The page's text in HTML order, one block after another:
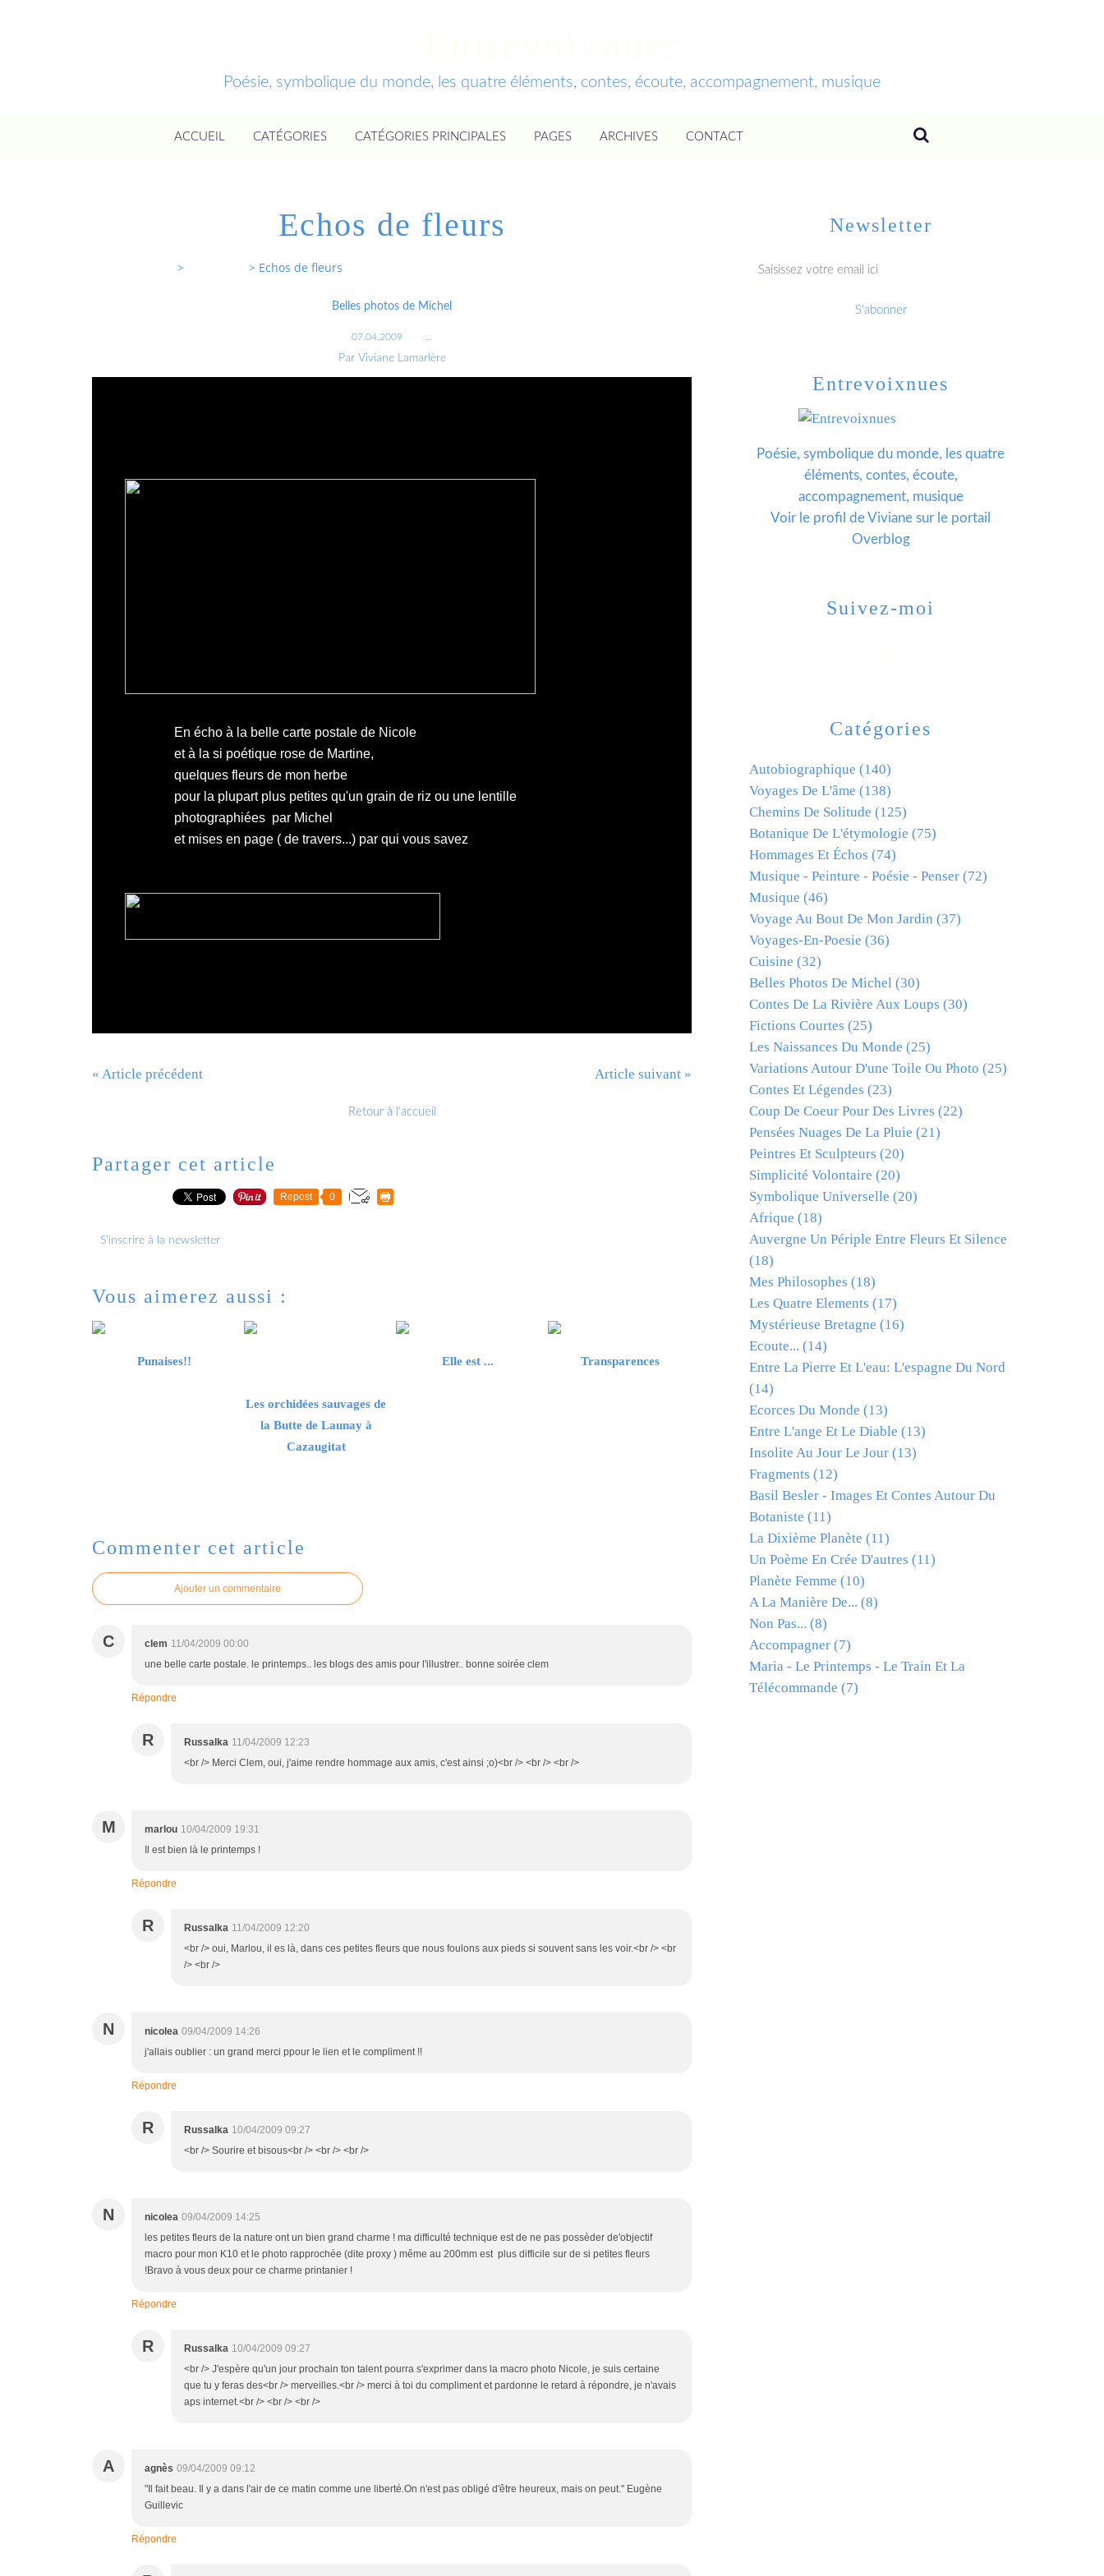
Poésie, symbolique du monde, les quatre éléments, contes, écoute, accompagnement, musique
ACCUEIL CATÉGORIES CATÉGORIES PRINCIPALES PAGES ARCHIVES CONTACT
Echos de fleurs
> > Echos de fleurs
Belles photos de Michel
07.04.2009
Par Viviane Lamarlère
En écho à la belle carte postale de Nicole
et à la si poétique rose de Martine,
quelques fleurs de mon herbe
pour la plupart plus petites qu'un grain de riz ou une lentille
photographiées par Michel
et mises en page ( de travers...) par qui vous savez
« Article précédent Article suivant »
Retour à l'accueil
Partager cet article
Repost 0
S'inscrire à la newsletter
Vous aimerez aussi :
Punaises!!
Les orchidées sauvages de
la Butte de Launay à
Cazaugitat
Elle est ... Transparences
Commenter cet article
Ajouter un commentaire
C clem 11/04/2009 00:00
une belle carte postale. le printemps.. les blogs des amis pour l'illustrer.. bonne soirée clem
Répondre
R Russalka 11/04/2009 12:23
<br /> Merci Clem, oui, j'aime rendre hommage aux amis, c'est ainsi ;o)<br /> <br /> <br />
M marlou 10/04/2009 19:31
Il est bien là le printemps !
Répondre
R Russalka 11/04/2009 12:20
<br /> oui, Marlou, il es là, dans ces petites fleurs que nous foulons aux pieds si souvent sans les voir.<br /> <br
/> <br />
N nicolea 09/04/2009 14:26
j'allais oublier : un grand merci ppour le lien et le compliment !!
Répondre
R Russalka 10/04/2009 09:27
<br /> Sourire et bisous<br /> <br /> <br />
N nicolea 09/04/2009 14:25
les petites fleurs de la nature ont un bien grand charme ! ma difficulté technique est de ne pas possèder de'objectif
macro pour mon K10 et le photo rapprochée (dite proxy ) même au 200mm est plus difficile sur de si petites fleurs
!Bravo à vous deux pour ce charme printanier !
Répondre
R Russalka 10/04/2009 09:27
<br /> J'espère qu'un jour prochain ton talent pourra s'exprimer dans la macro photo Nicole, je suis certaine
que tu y feras des<br /> merveilles.<br /> merci à toi du compliment et pardonne le retard à répondre, je n'avais
aps internet.<br /> <br /> <br />
A agnès 09/04/2009 09:12
"Il fait beau. Il y a dans l'air de ce matin comme une liberté.On n'est pas obligé d'être heureux, mais on peut." Eugène
Guillevic
Répondre
Newsletter
Catégories
Autobiographique (140)
Voyages De L'âme (138)
Chemins De Solitude (125)
Botanique De L'étymologie (75)
Hommages Et Échos (74)
Musique - Peinture - Poésie - Penser (72)
Musique (46)
Voyage Au Bout De Mon Jardin (37)
Voyages-En-Poesie (36)
Cuisine (32)
Belles Photos De Michel (30)
Contes De La Rivière Aux Loups (30)
Fictions Courtes (25)
Les Naissances Du Monde (25)
Variations Autour D'une Toile Ou Photo (25)
Contes Et Légendes (23)
Coup De Coeur Pour Des Livres (22)
Pensées Nuages De La Pluie (21)
Peintres Et Sculpteurs (20)
Simplicité Volontaire (20)
Symbolique Universelle (20)
Afrique (18)
Auvergne Un Périple Entre Fleurs Et Silence
(18)
Mes Philosophes (18)
Les Quatre Elements (17)
Mystérieuse Bretagne (16)
Ecoute... (14)
Entre La Pierre Et L'eau: L'espagne Du Nord
(14)
Ecorces Du Monde (13)
Entre L'ange Et Le Diable (13)
Insolite Au Jour Le Jour (13)
Fragments (12)
Basil Besler - Images Et Contes Autour Du
Botaniste (11)
La Dixième Planète (11)
Un Poème En Crée D'autres (11)
Planète Femme (10)
A La Manière De... (8)
Non Pas... (8)
Accompagner (7)
Maria - Le Printemps - Le Train Et La
Télécommande (7)
Entrevoixnues
Poésie, symbolique du monde, les quatre
éléments, contes, écoute,
accompagnement, musique
Voir le profil deViviane sur le portail
Overblog
Suivez-moi